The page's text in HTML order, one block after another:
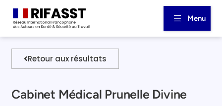
Menu
Retour aux résultats
Cabinet Médical Prunelle Divine